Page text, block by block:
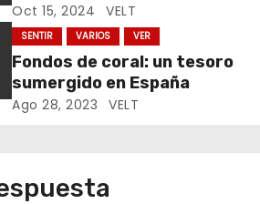
Oct 15, 2024 VELT
SENTIR VARIOS VER
Fondos de coral: un tesoro
sumergido en España
Ago 28, 2023 VELT